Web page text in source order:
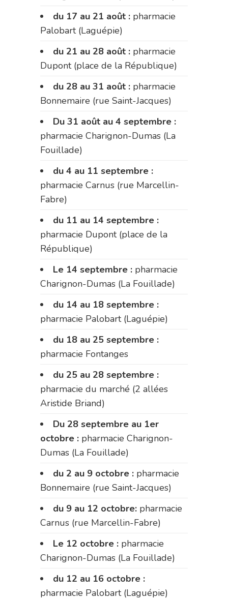
du 17 au 21 août : pharmacie
Palobart (Laguépie)
du 21 au 28 août : pharmacie
Dupont (place de la République)
du 28 au 31 août : pharmacie
Bonnemaire (rue Saint-Jacques)
Du 31 août au 4 septembre :
pharmacie Charignon-Dumas (La
Fouillade)
du 4 au 11 septembre :
pharmacie Carnus (rue Marcellin-
Fabre)
du 11 au 14 septembre :
pharmacie Dupont (place de la
République)
Le 14 septembre : pharmacie
Charignon-Dumas (La Fouillade)
du 14 au 18 septembre :
pharmacie Palobart (Laguépie)
du 18 au 25 septembre :
pharmacie Fontanges
du 25 au 28 septembre :
pharmacie du marché (2 allées
Aristide Briand)
Du 28 septembre au 1er
octobre : pharmacie Charignon-
Dumas (La Fouillade)
du 2 au 9 octobre : pharmacie
Bonnemaire (rue Saint-Jacques)
du 9 au 12 octobre: pharmacie
Carnus (rue Marcellin-Fabre)
Le 12 octobre : pharmacie
Charignon-Dumas (La Fouillade)
du 12 au 16 octobre :
pharmacie Palobart (Laguépie)